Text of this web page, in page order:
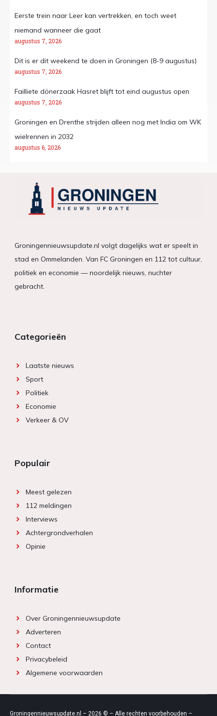
Eerste trein naar Leer kan vertrekken, en toch weet
niemand wanneer die gaat
augustus 7, 2026
Dit is er dit weekend te doen in Groningen (8-9 augustus)
augustus 7, 2026
Failliete dönerzaak Hasret blijft tot eind augustus open
augustus 7, 2026
Groningen en Drenthe strijden alleen nog met India om WK
wielrennen in 2032
augustus 6, 2026
Groningennieuwsupdate.nl volgt dagelijks wat er speelt in
stad en Ommelanden. Van FC Groningen en 112 tot cultuur,
politiek en economie — noordelijk nieuws, nuchter
gebracht.
Categorieën
Laatste nieuws
Sport
Politiek
Economie
Verkeer & OV
Populair
Meest gelezen
112 meldingen
Interviews
Achtergrondverhalen
Opinie
Informatie
Over Groningennieuwsupdate
Adverteren
Contact
Privacybeleid
Algemene voorwaarden
Groningennieuwsupdate.nl – 2026 © – Alle rechten voorbehouden –